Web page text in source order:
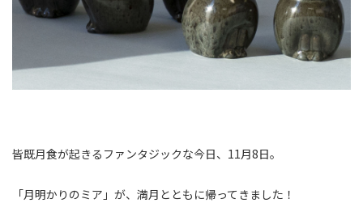
皆既月食が起きるファンタジックな今日、11月8日。
「月明かりのミア」が、満月とともに帰ってきました！